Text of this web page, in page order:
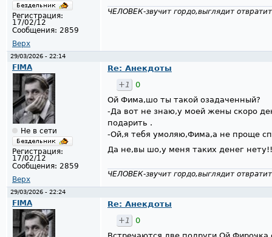
Регистрация:
17/02/12
Сообщения: 2859
Верх
ЧЕЛОВЕК-звучит гордо,выглядит
29/03/2026 - 22:14
FIMA
Не в сети
Регистрация:
17/02/12
Сообщения: 2859
Верх
Re: Анекдоты
+1
0
Ой Фима,шо ты такой озадаченный?
-Да вот не знаю,у моей жены скоро
подарить .
-Ой,я тебя умоляю,Фима,а не проще
Да не,вы шо,у меня таких денег
ЧЕЛОВЕК-звучит гордо,выглядит
29/03/2026 - 22:24
FIMA
Re: Анекдоты
+1
0